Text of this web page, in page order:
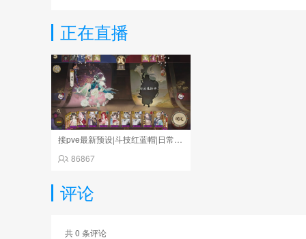
正在直播
86867
评论
共0 条评论